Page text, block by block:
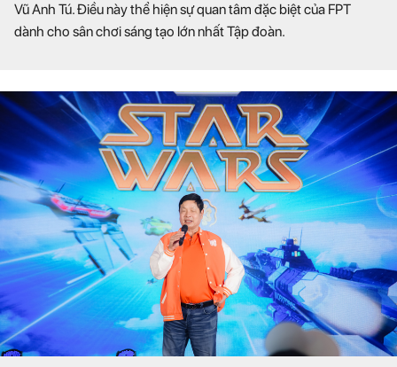
Vũ Anh Tú. Điều này thể hiện sự quan tâm đặc biệt của FPT
dành cho sân chơi sáng tạo lớn nhất Tập đoàn.